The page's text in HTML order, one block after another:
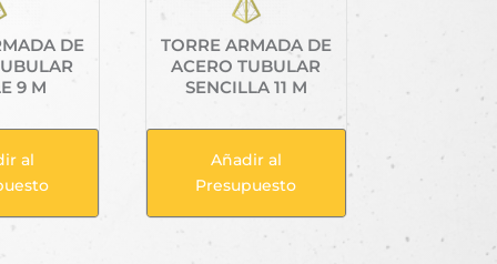
DE
9 M
al
TORRE ARMADA DE
ACERO TUBULAR
SENCILLA 11 M
Añadir al
Presupuesto